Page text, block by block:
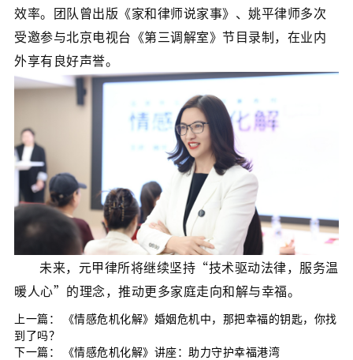
效率。团队曾出版《家和律师说家事》、姚平律师多次
受邀参与北京电视台《第三调解室》节目录制，在业内
外享有良好声誉。
未来，元甲律所将继续坚持“技术驱动法律，服务温
暖人心”的理念，推动更多家庭走向和解与幸福。
上一篇：
《情感危机化解》婚姻危机中，那把幸福的钥匙，你找
到了吗？
下一篇：
《情感危机化解》讲座：助力守护幸福港湾